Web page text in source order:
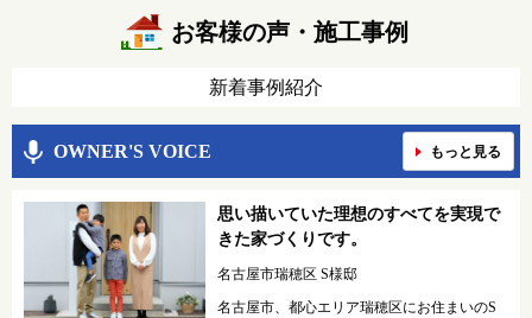
お客様の声・施工事例
新着事例紹介
OWNER'S VOICE もっと見る
思い描いていた理想のすべてを実現で
きた家づくりです。
名古屋市瑞穂区 S様邸
名古屋市、都心エリア瑞穂区にお住まいのS